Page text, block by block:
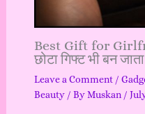
Best Gift for
छोटा गिफ्ट भी बन
Leave a Comment /
Beauty/ ByMuskan /